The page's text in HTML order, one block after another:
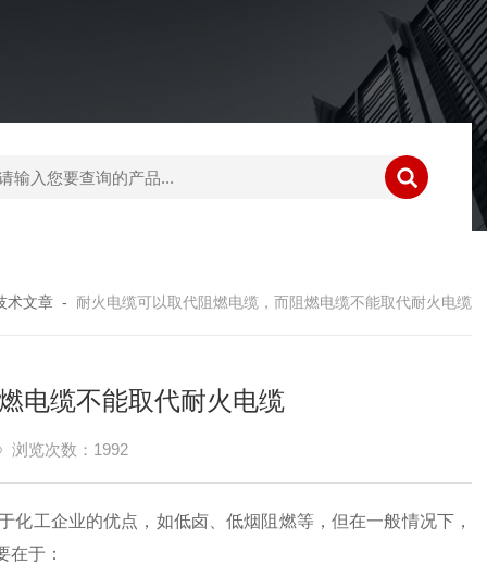
术文章 - 耐火电缆可以取代阻燃电缆，而阻燃电缆不能取代耐火电缆
电缆不能取代耐火电缆
浏览次数：1992
工企业的优点，如低卤、低烟阻燃等，但在一般情况下，
于：